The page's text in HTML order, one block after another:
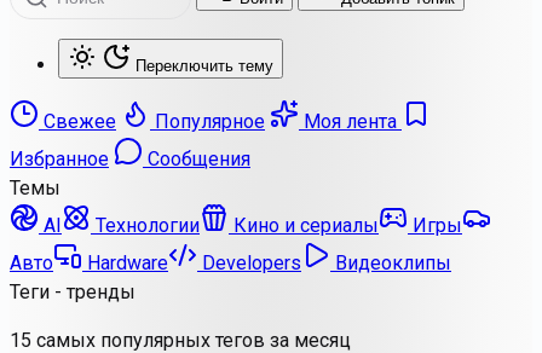
Переключить тему
Свежее Популярное
Моя лента
Избранное
Сообщения
Темы
AI
Технологии Кино и сериалы
Игры
Авто
Hardware Developers
Видеоклипы
Теги - тренды
15 самых популярных тегов за месяц